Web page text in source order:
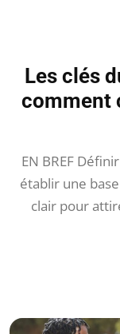
Les clés
comment
EN BREF
établir une
clair pour